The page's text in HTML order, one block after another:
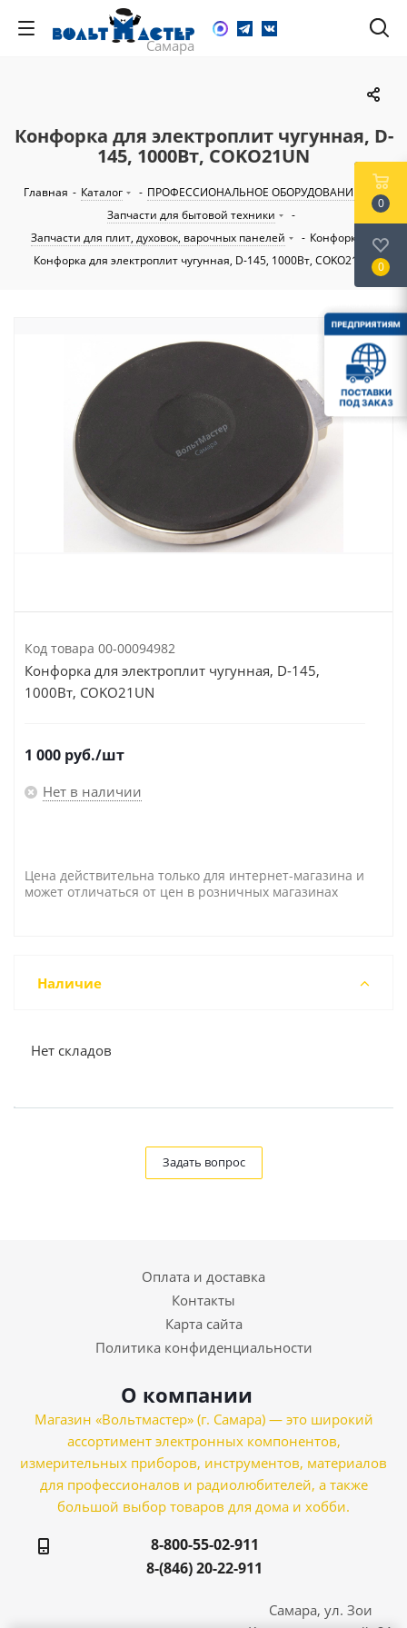
Конфорка для электроплит чугунная, D-
145, 1000Вт, COKO21UN
Главная - Каталог - ПРОФЕССИОНАЛЬНОЕ ОБОРУДОВАНИЕ
-
Запчасти для бытовой техники
-
Запчасти для плит, духовок, варочных панелей
- Конфорки
Конфорка для электроплит чугунная, D-145, 1000Вт, COKO21UN
Код товара 00-00094982
Конфорка для электроплит чугунная, D-145,
1000Вт, COKO21UN
1 000 руб./шт
Нет в наличии
Цена действительна только для интернет-магазина и
может отличаться от цен в розничных магазинах
Наличие
Нет складов
Задать вопрос
Оплата и доставка
Контакты
Карта сайта
Политика конфиденциальности
О компании
Магазин «Вольтмастер» (г. Самара) — это широкий
ассортимент электронных компонентов,
измерительных приборов, инструментов, материалов
для профессионалов и радиолюбителей, а также
большой выбор товаров для дома и хобби.
8-800-55-02-911
8-(846) 20-22-911
Самара, ул. Зои
0
0